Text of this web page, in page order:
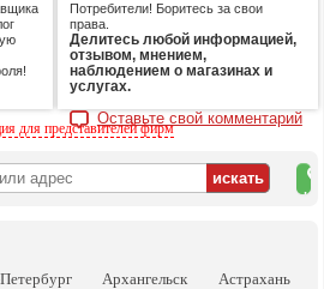
Потребители! Боритесь за свои
права.
Делитесь любой информацией,
отзывом, мнением,
наблюдением о магазинах и
услугах.
Оставьте свой комментарий
для представителей фирм
на
Архангельск
Астрахань